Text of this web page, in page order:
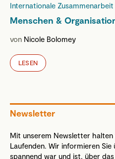
Internationale Zusammenarbeit
Menschen &
von Nicole Bolomey
LESEN
Newsletter
Mit unserem Newsletter
Laufenden. Wir informieren
spannend war und ist, über